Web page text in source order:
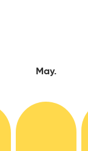
May.